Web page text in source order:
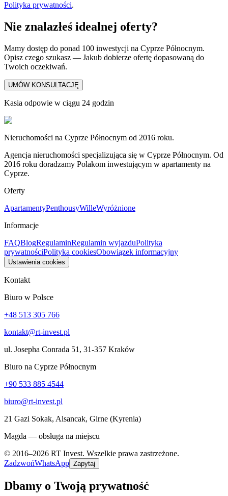
Polityka prywatności.
Nie znalazłeś idealnej oferty?
Mamy dostęp do ponad 100 inwestycji na Cyprze Północnym.
Opisz czego szukasz — Jakub dobierze ofertę dopasowaną do
Twoich oczekiwań.
UMÓW KONSULTACJĘ
Kasia odpowie w ciągu 24 godzin
Nieruchomości na Cyprze Północnym od 2016 roku.
Agencja nieruchomości specjalizująca się w Cyprze Północnym. Od
2016 roku doradzamy Polakom inwestującym w apartamenty na
Cyprze.
Oferty
ApartamentyPenthousyWilleWyróżnione
Informacje
FAQBlogRegulaminRegulamin wyjazduPolityka
prywatnościPolityka cookiesObowiązek informacyjny
Ustawienia cookies
Kontakt
Biuro w Polsce
+48 513 305 766
kontakt@rt-invest.pl
ul. Josepha Conrada 51, 31-357 Kraków
Biuro na Cyprze Północnym
+90 533 885 4544
biuro@rt-invest.pl
21 Gazi Sokak, Alsancak, Girne (Kyrenia)
Magda — obsługa na miejscu
© 2016–2026 RT Invest. Wszelkie prawa zastrzeżone.
ZadzwońWhatsApp Zapytaj
Dbamy o Twoją prywatność